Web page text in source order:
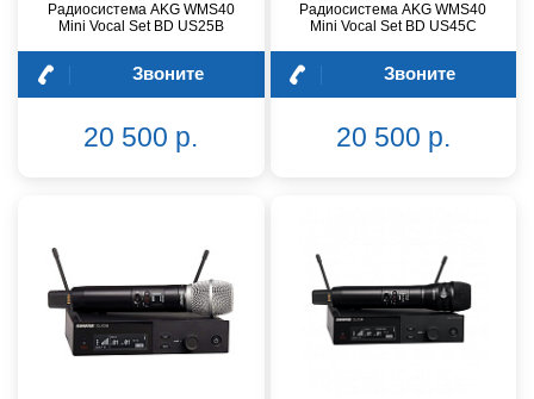
Радиосистема AKG WMS40
Mini Vocal Set BD US25B
Звоните
20 500 р.
Радиосистема AKG WMS40
Mini Vocal Set BD US45C
Звоните
20 500 р.